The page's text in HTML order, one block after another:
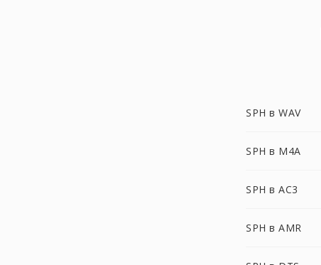
SPH в WAV
SPH в M4A
SPH в AC3
SPH в AMR